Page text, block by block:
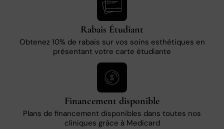
Rabais Étudiant
Obtenez 10% de rabais sur vos soins esthétiques en
présentant votre carte étudiante
Financement disponible
Plans de financement disponibles dans toutes nos
cliniques grâce à Medicard